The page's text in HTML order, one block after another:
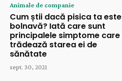
Animale de companie
Cum știi dacă pisica ta este
bolnavă? Iată care sunt
principalele simptome care
trădează starea ei de
sănătate
sept. 30, 2021